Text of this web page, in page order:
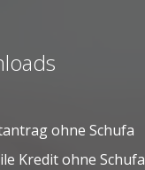
ohne Schufa
Kredit ohne Schufa